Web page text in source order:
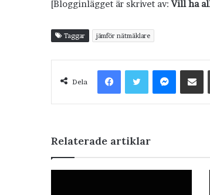
[Blogginlägget är skrivet av:Vill ha
Taggar jämför nätmäklare
Dela
FacebookTwitter Dela
Relaterade artiklar